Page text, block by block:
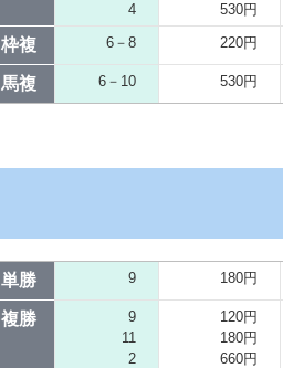
4
530円
枠複 6－8 220円
馬複 6－10 530円
単勝 9 180円
複勝
9
11
2
120円
180円
660円